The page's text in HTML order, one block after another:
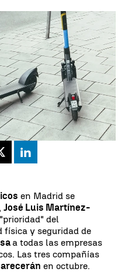
física y seguridad" | Unsplash
de 2024, 16:01
de 2024, 14:10
Linkedin
en Madrid se
José Luis Martínez-
del
y seguridad de
a todas las empresas
Las tres compañías
en octubre.